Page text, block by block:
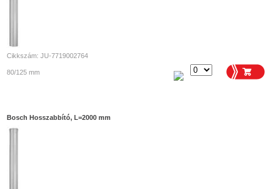
Cikkszám: JU-7719002764
80/125 mm
Bosch Hosszabbító, L=2000 mm